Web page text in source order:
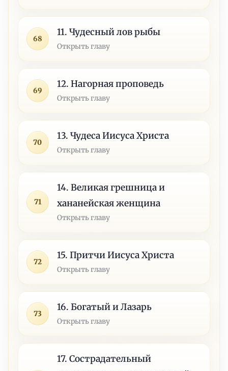
68
11. Чудесный лов рыбы
Открыть главу
69
12. Нагорная проповедь
Открыть главу
70
13. Чудеса Иисуса Христа
Открыть главу
71
14. Великая грешница и
хананейская женщина
Открыть главу
72
15. Притчи Иисуса Христа
Открыть главу
73
16. Богатый и Лазарь
Открыть главу
17. Сострадательный